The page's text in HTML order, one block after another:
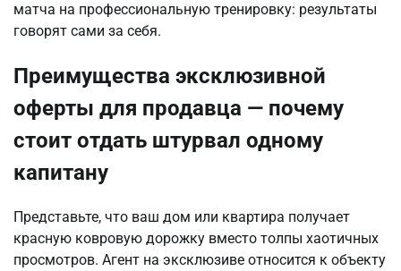
матча на профессиональную тренировку: результаты
говорят сами за себя.
Преимущества эксклюзивной
оферты для продавца — почему
стоит отдать штурвал одному
капитану
Представьте, что ваш дом или квартира получает
красную ковровую дорожку вместо толпы хаотичных
просмотров. Агент на эксклюзиве относится к объекту